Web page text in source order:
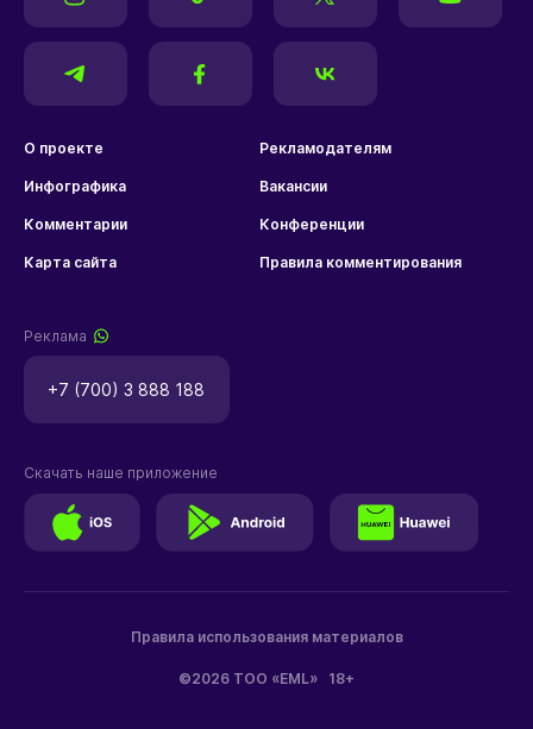
О проекте Рекламодателям
Инфографика Вакансии
Комментарии Конференции
Карта сайта Правила комментирования
Реклама
+7 (700) 3 888 188
©2026 ТОО «EML» 18+
Правила использования материалов
Скачать наше приложение